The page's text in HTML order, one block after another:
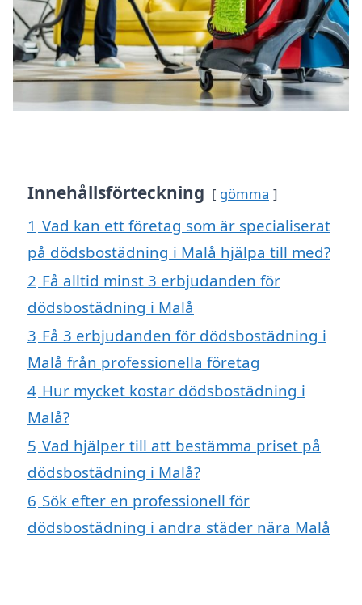
Innehållsförteckning gömma
1 Vad kan ett företag som är specialiserat
på dödsbostädning i Malå hjälpa till med?
2 Få alltid minst 3 erbjudanden för
dödsbostädning i Malå
3 Få 3 erbjudanden för dödsbostädning i
Malå från professionella företag
4 Hur mycket kostar dödsbostädning i
Malå?
5 Vad hjälper till att bestämma priset på
dödsbostädning i Malå?
6 Sök efter en professionell för
dödsbostädning i andra städer nära Malå